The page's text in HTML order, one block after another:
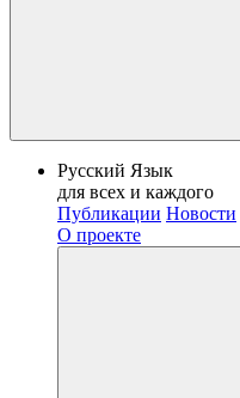
Русский Язык
для всех и каждого
Публикации Новости
О проекте